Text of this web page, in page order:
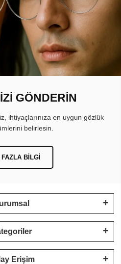
GÖNDERİN
ihtiyaçlarınıza en uygun gözlük
belirlesin.
FAZLA BILGI
Erişim